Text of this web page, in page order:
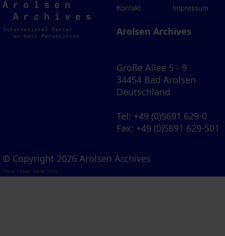
Arolsen
Archives
Kontakt Impressum
Arolsen Archives
Große Allee 5 - 9
34454 Bad Arolsen
Deutschland
Tel: +49 (0)5691 629-0
Fax: +49 (0)5691 629-501
© Copyright 2026 Arolsen Archives
Visual Library Server 2026